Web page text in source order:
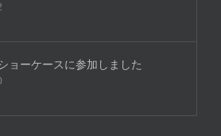
ョーケースに参加しました